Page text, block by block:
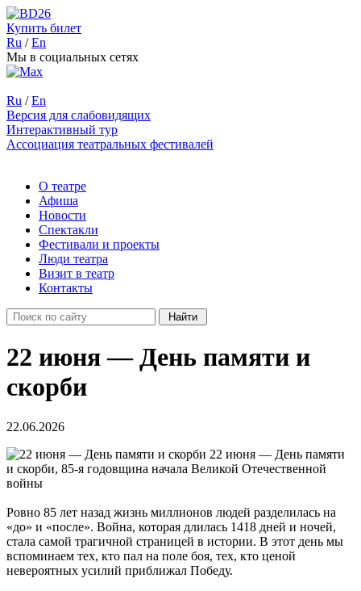
Купить билет
Ru /En
Мы в социальных сетях
Ru / En
Версия для слабовидящих
Интерактивный тур
Ассоциация театральных фестивалей
О театре
Афиша
Новости
Спектакли
Фестивали и проекты
Люди театра
Визит в театр
Контакты
22 июня — День памяти и
скорби
22.06.2026
22 июня — День памяти
и скорби, 85-я годовщина начала Великой Отечественной
войны
Ровно 85 лет назад жизнь миллионов людей разделилась на
«до» и «после». Война, которая длилась 1418 дней и ночей,
стала самой трагичной страницей в истории. В этот день мы
вспоминаем тех, кто пал на поле боя, тех, кто ценой
невероятных усилий приближал Победу.